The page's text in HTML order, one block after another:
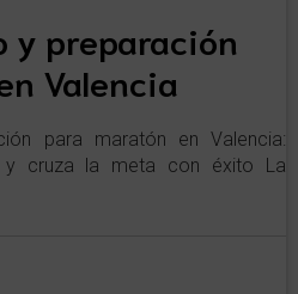
y preparación
Valencia
para maratón en Valencia:
y cruza la meta con éxito La